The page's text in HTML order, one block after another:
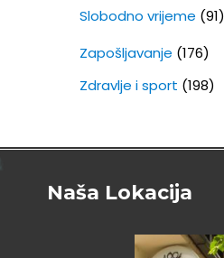
Slobodno vrijeme (91)
Zapošljavanje (176)
Zdravlje i sport (198)
Naša Lokacija